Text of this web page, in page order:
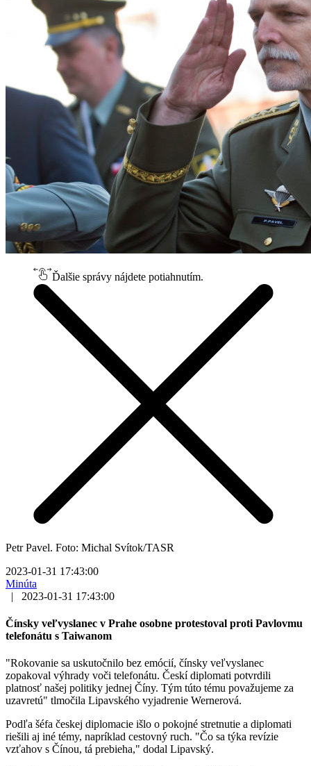
Ďalšie správy nájdete potiahnutím.
Petr Pavel. Foto: Michal Svítok/TASR
2023-01-31 17:43:00
Minúta
|
2023-01-31 17:43:00
Čínsky veľvyslanec v Prahe osobne protestoval proti Pavlovmu
telefonátu s Taiwanom
"Rokovanie sa uskutočnilo bez emócií, čínsky veľvyslanec
zopakoval výhrady voči telefonátu. Českí diplomati potvrdili
platnosť našej politiky jednej Číny. Tým túto tému považujeme za
uzavretú" tlmočila Lipavského vyjadrenie Wernerová.
Podľa šéfa českej diplomacie išlo o pokojné stretnutie a diplomati
riešili aj iné témy, napríklad cestovný ruch. "Čo sa týka revízie
vzťahov s Čínou, tá prebieha," dodal Lipavský.